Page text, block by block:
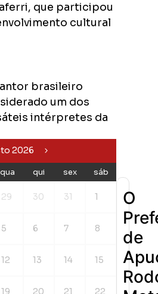
que participou
cultural
brasileiro
um dos
intérpretes da
2026
qua qui sex sáb
29 30 31 1
5 6 7 8
12 13 14 15
19 20 21 22
Não
O
de